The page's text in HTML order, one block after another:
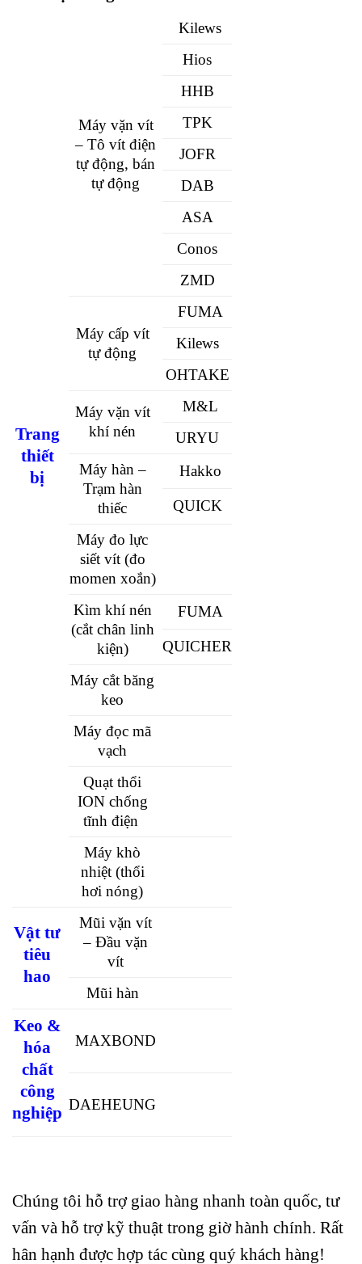
Trang
thiết
bị
Máy vặn vít
– Tô vít điện
tự động, bán
tự động
Kilews
Hios
HHB
TPK
JOFR
DAB
ASA
Conos
ZMD
Máy cấp vít
tự động
FUMA
Kilews
OHTAKE
Máy vặn vít
khí nén
M&L
URYU
Máy hàn –
Trạm hàn
thiếc
Hakko
QUICK
Máy đo lực
siết vít (đo
momen xoắn)
Kìm khí nén
(cắt chân linh
kiện)
FUMA
QUICHER
Máy cắt băng
keo
Máy đọc mã
vạch
Quạt thổi
ION chống
tĩnh điện
Máy khò
nhiệt (thổi
hơi nóng)
Vật tư
tiêu
hao
Mũi vặn vít
– Đầu vặn
vít
Mũi hàn
Keo &
hóa
chất
công
nghiệp
MAXBOND
DAEHEUNG
Chúng tôi hỗ trợ giao hàng nhanh toàn quốc, tư
vấn và hỗ trợ kỹ thuật trong giờ hành chính. Rất
hân hạnh được hợp tác cùng quý khách hàng!